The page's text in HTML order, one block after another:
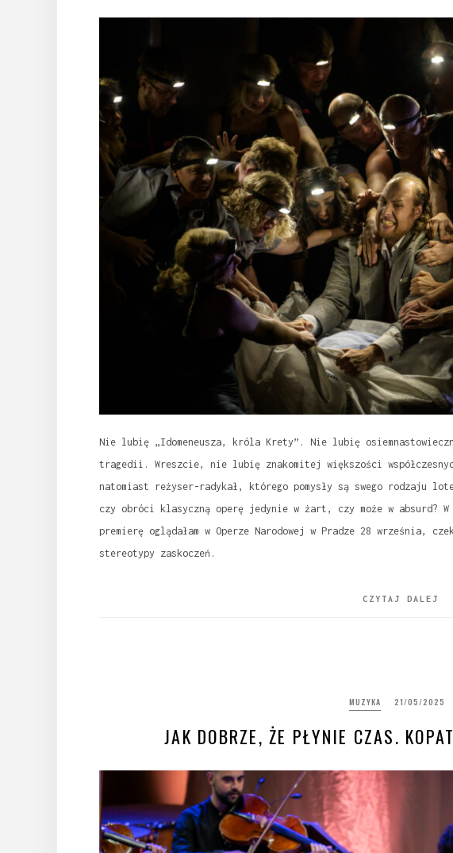
Nie lubię „Idomeneusza, króla Krety”. Nie lubię
tragedii. Wreszcie, nie lubię znakomitej większości
natomiast reżyser-radykał, którego pomysły są swego rodzaju
czy obróci klasyczną operę jedynie w żart, czy może w absurd? W
premierę oglądałam w Operze Narodowej w Pradze 28 września,
stereotypy zaskoczeń.
CZYTAJ DALEJ
MUZYKA 21/05/2025
JAK DOBRZE, ŻE PŁYNIE CZAS.